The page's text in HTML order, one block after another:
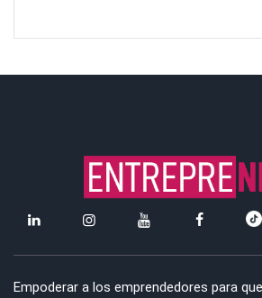
Empoderar a los emprendedores para